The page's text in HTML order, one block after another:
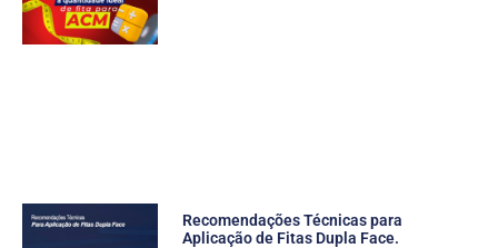
Recomendações Técnicas para
Aplicação de Fitas Dupla Face.